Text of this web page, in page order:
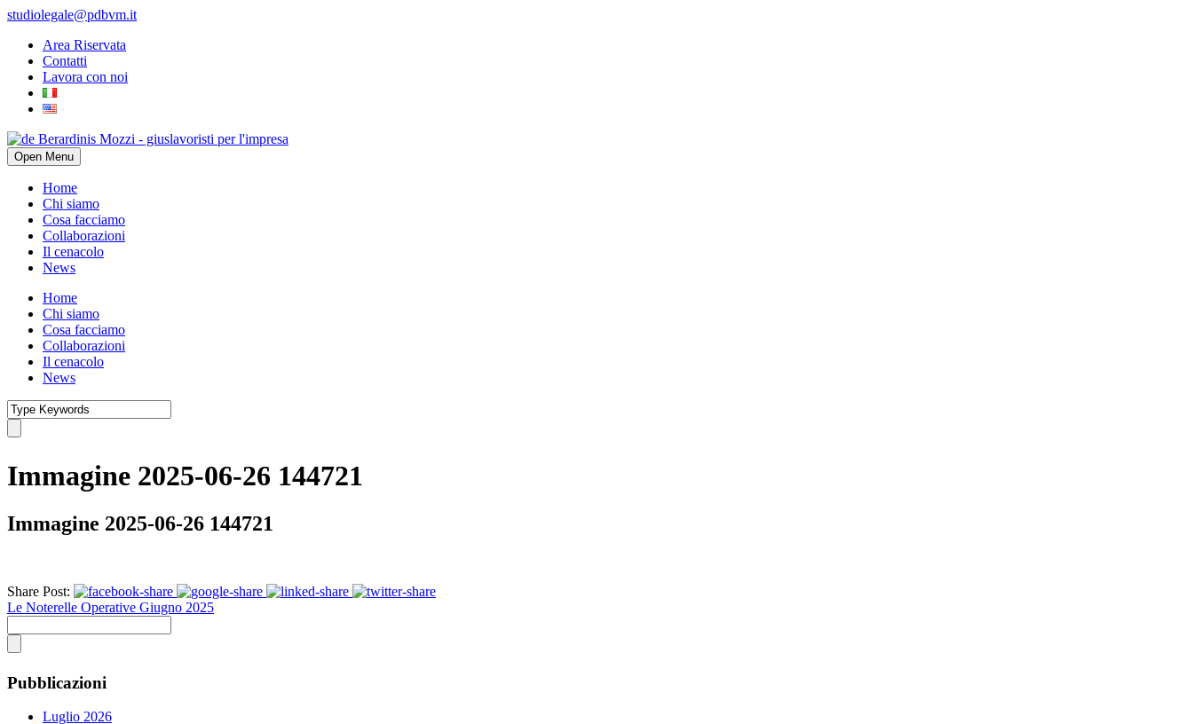
studiolegale@pdbvm.it
Area Riservata
Contatti
Lavora con noi
Open Menu
Home
Chi siamo
Cosa facciamo
Collaborazioni
Il cenacolo
News
Home
Chi siamo
Cosa facciamo
Collaborazioni
Il cenacolo
News
Immagine 2025-06-26 144721
Immagine 2025-06-26 144721
Share Post:
Le Noterelle Operative Giugno 2025
Pubblicazioni
Luglio 2026